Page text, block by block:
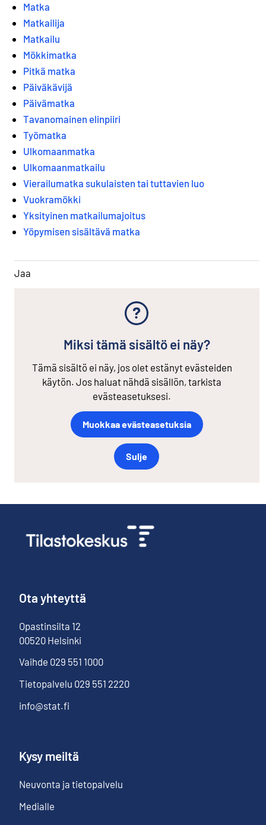
Matka
Matkailija
Matkailu
Mökkimatka
Pitkä matka
Päiväkävijä
Päivämatka
Tavanomainen elinpiiri
Työmatka
Ulkomaanmatka
Ulkomaanmatkailu
Vierailumatka sukulaisten tai tuttavien luo
Vuokramökki
Yksityinen matkailumajoitus
Yöpymisen sisältävä matka
Jaa
Miksi tämä sisältö ei näy?
Tämä sisältö ei näy, jos olet estänyt evästeiden
käytön. Jos haluat nähdä sisällön, tarkista
evästeasetuksesi.
Muokkaa evästeasetuksia
Sulje
Ota yhteyttä
Opastinsilta 12
00520 Helsinki
Vaihde 029 551 1000
Tietopalvelu 029 551 2220
info@stat.fi
Kysy meiltä
Neuvonta ja tietopalvelu
Medialle